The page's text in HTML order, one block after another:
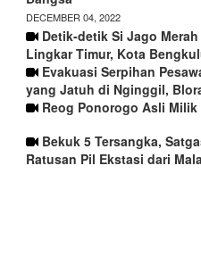
DECEMBER 04, 2022
Detik-detik Si Jago
Lingkar Timur, Kota
Evakuasi Serpihan
yang Jatuh di Nginggil,
Reog Ponorogo Asli
Bekuk 5 Tersangka,
Ratusan Pil Ekstasi dari